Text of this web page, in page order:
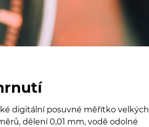
digitální posuvné měřítko velkých
dělení 0,01 mm, vodě odolné